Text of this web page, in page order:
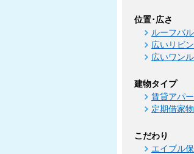
位置･広さ
ルーフバ
広いリビ
広いワン
建物タイプ
賃貸アパ
定期借家
こだわり
エイブル